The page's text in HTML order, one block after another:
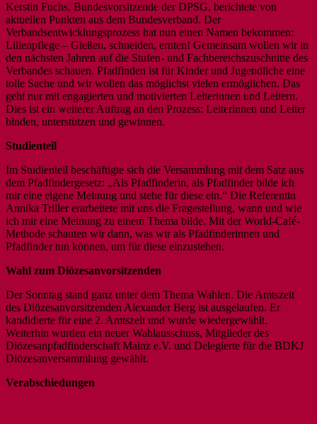
Kerstin Fuchs, Bundesvorsitzende der DPSG, berichtete von
aktuellen Punkten aus dem Bundesverband. Der
Verbandsentwicklungsprozess hat nun einen Namen bekommen:
Lilienpflege – Gießen, schneiden, ernten! Gemeinsam wollen wir in
den nächsten Jahren auf die Stufen- und Fachbereichszuschnitte des
Verbandes schauen. Pfadfinden ist für Kinder und Jugendliche eine
tolle Sache und wir wollen das möglichst vielen ermöglichen. Das
geht nur mit engagierten und motivierten Leiterinnen und Leitern.
Dies ist ein weiterer Auftrag an den Prozess: Leiterinnen und Leiter
binden, unterstützen und gewinnen.
Studienteil
Im Studienteil beschäftigte sich die Versammlung mit dem Satz aus
dem Pfadfindergesetz: „Als Pfadfinderin, als Pfadfinder bilde ich
mir eine eigene Meinung und stehe für diese ein.“ Die Referentin
Annika Triller erarbeitete mit uns die Fragestellung, wann und wie
ich mir eine Meinung zu einem Thema bilde. Mit der World-Café-
Methode schauten wir dann, was wir als Pfadfinderinnen und
Pfadfinder tun können, um für diese einzustehen.
Wahl zum Diözesanvorsitzenden
Der Sonntag stand ganz unter dem Thema Wahlen. Die Amtszeit
des Diözesanvorsitzenden Alexander Berg ist ausgelaufen. Er
kandidierte für eine 2. Amtszeit und wurde wiedergewählt.
Weiterhin wurden ein neuer Wahlausschuss, Mitglieder des
Diözesanpfadfinderschaft Mainz e.V. und Delegierte für die BDKJ
Diözesanversammlung gewählt.
Verabschiedungen